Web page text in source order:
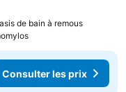
de bain à remous
Consulter les prix